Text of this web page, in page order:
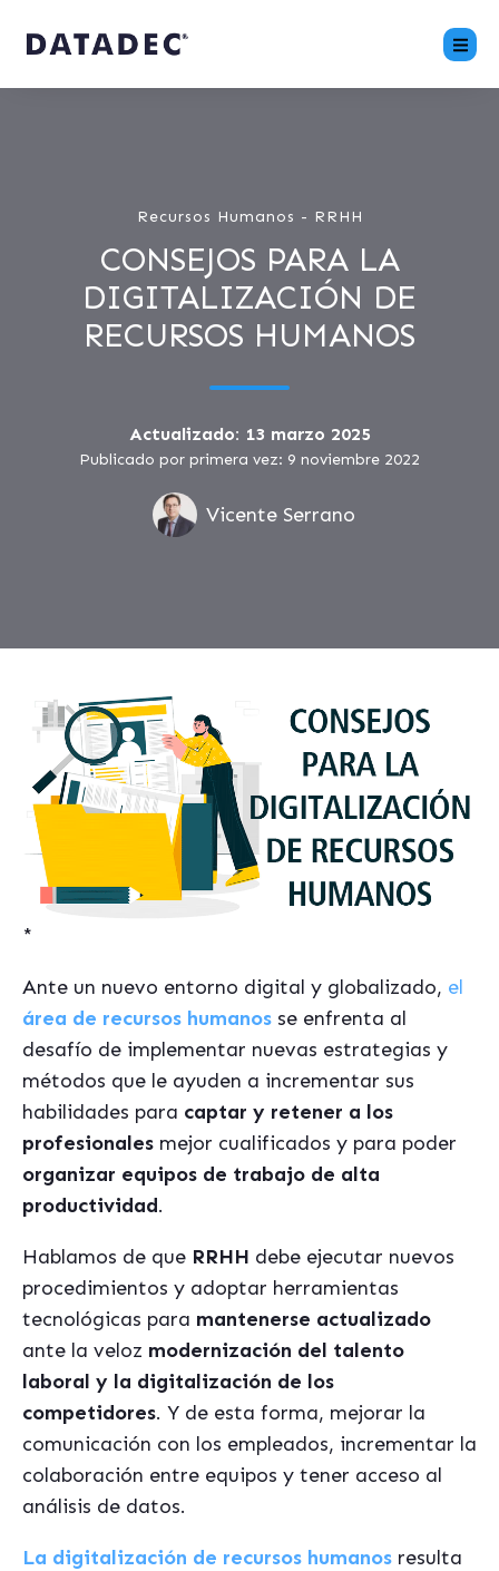
Recursos Humanos - RRHH
CONSEJOS PARA LA
DIGITALIZACIÓN DE
RECURSOS HUMANOS
Actualizado: 13 marzo 2025
Publicado por primera vez: 9 noviembre 2022
Vicente Serrano
*
Ante un nuevo entorno digital y globalizado, el
área de recursos humanos se enfrenta al
desafío de implementar nuevas estrategias y
métodos que le ayuden a incrementar sus
habilidades para captar y retener a los
profesionales mejor cualificados y para poder
organizar equipos de trabajo de alta
productividad.
Hablamos de que RRHH debe ejecutar nuevos
procedimientos y adoptar herramientas
tecnológicas para mantenerse actualizado
ante la veloz modernización del talento
laboral y la digitalización de los
competidores. Y de esta forma, mejorar la
comunicación con los empleados, incrementar la
colaboración entre equipos y tener acceso al
análisis de datos.
La digitalización de recursos humanos resulta